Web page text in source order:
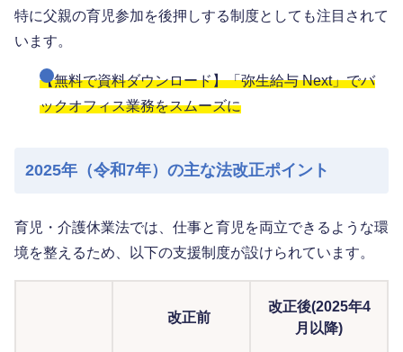
特に父親の育児参加を後押しする制度としても注目されて
います。
【無料で資料ダウンロード】「弥生給与 Next」でバ
ックオフィス業務をスムーズに
2025年（令和7年）の主な法改正ポイント
育児・介護休業法では、仕事と育児を両立できるような環
境を整えるため、以下の支援制度が設けられています。
改正前
改正後(2025年4
月以降)